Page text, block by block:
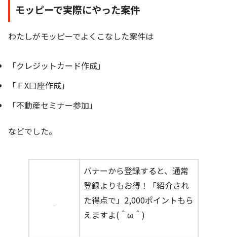
モッピーで実際にやった案件
わたしがモッピーでよくこなした案件は
「クレジットカード作成」
「ＦX口座作成」
「不動産セミナー参加」
などでした。
バナーから登録すると、通常
登録よりもお得！「紹介され
た得点で」2,000ポイントもら
えますよ(＾ω＾)